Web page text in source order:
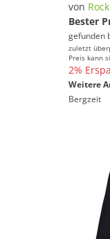
von
Bester
gefunden
zuletzt
Preis kann
2%
Weitere
Bergzeit